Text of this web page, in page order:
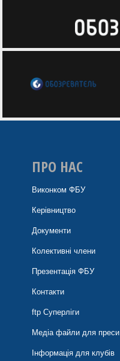
ПРО НАС
Виконком ФБУ
Керівництво
Документи
Колективні члени
Презентація ФБУ
Контакти
ftp Суперліги
Медіа файли для преси
Інформація для клубів